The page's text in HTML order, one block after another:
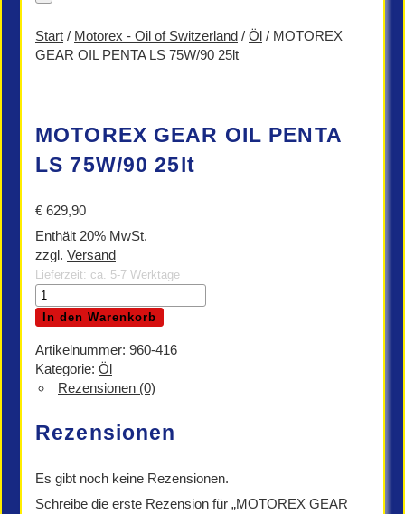
Start / Motorex - Oil of Switzerland / Öl / MOTOREX
GEAR OIL PENTA LS 75W/90 25lt
MOTOREX GEAR OIL PENTA
LS 75W/90 25lt
€ 629,90
Enthält 20% MwSt.
zzgl. Versand
Lieferzeit: ca. 5-7 Werktage
MOTOREX
GEAR
OIL
PENTA
LS
75W/90
Menge
In den Warenkorb
Artikelnummer: 960-416
Kategorie: Öl
Rezensionen (0)
Rezensionen
Es gibt noch keine Rezensionen.
Schreibe die erste Rezension für „MOTOREX GEAR